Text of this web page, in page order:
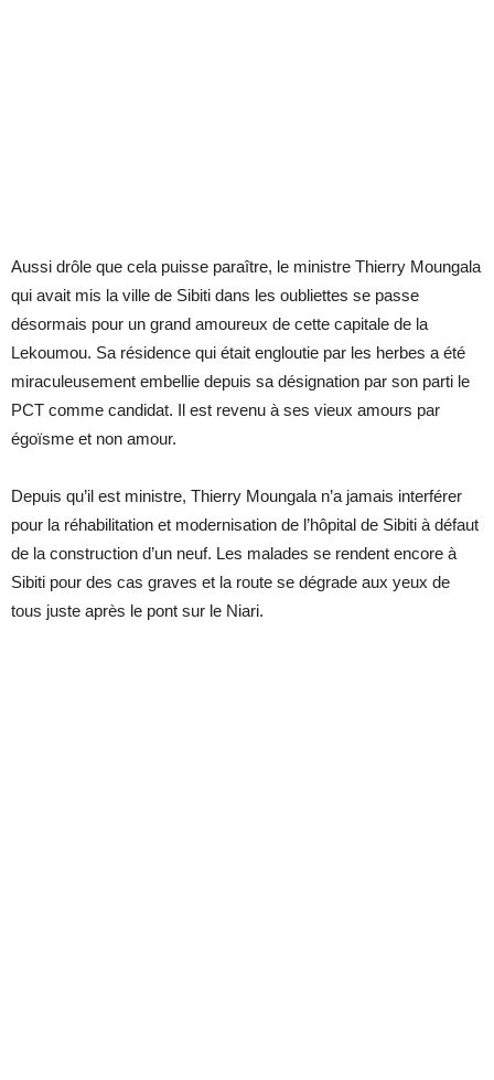
Aussi drôle que cela puisse paraître, le ministre Thierry Moungala
qui avait mis la ville de Sibiti dans les oubliettes se passe
désormais pour un grand amoureux de cette capitale de la
Lekoumou. Sa résidence qui était engloutie par les herbes a été
miraculeusement embellie depuis sa désignation par son parti le
PCT comme candidat. Il est revenu à ses vieux amours par
égoïsme et non amour.
Depuis qu’il est ministre, Thierry Moungala n’a jamais interférer
pour la réhabilitation et modernisation de l’hôpital de Sibiti à défaut
de la construction d’un neuf. Les malades se rendent encore à
Sibiti pour des cas graves et la route se dégrade aux yeux de
tous juste après le pont sur le Niari.